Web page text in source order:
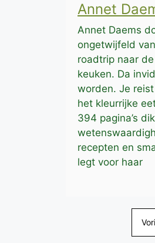
Annet
Annet Daems
ongetwijfeld
roadtrip naar
keuken. Da
worden. Je
het kleurrijke
394 pagina’s
recepten en
legt voor haar